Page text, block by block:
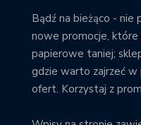
Bądź na bieżąco - nie
nowe promocje, które
papierowe taniej;
gdzie warto zajrzeć w
ofert. Korzystaj z